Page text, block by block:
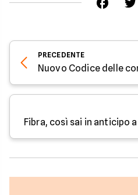
PRECEDENTE